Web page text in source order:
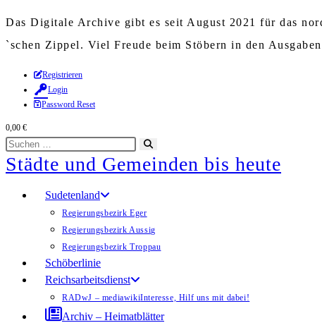
Das Digitale Archive gibt es seit August 2021 für das
`schen Zippel. Viel Freude beim Stöbern in den
Zum
Inhalt
springen
Registrieren
Login
Password Reset
0,00 €
Diese
Website
durchsuchen
starten
Städte und Gemeinden bis heute
Sudetenland
Regierungsbezirk Eger
Regierungsbezirk Aussig
Regierungsbezirk Troppau
Schöberlinie
Reichsarbeitsdienst
RADwJ – mediawikiInteresse, Hilf uns mit dabei!
Archiv – Heimatblätter